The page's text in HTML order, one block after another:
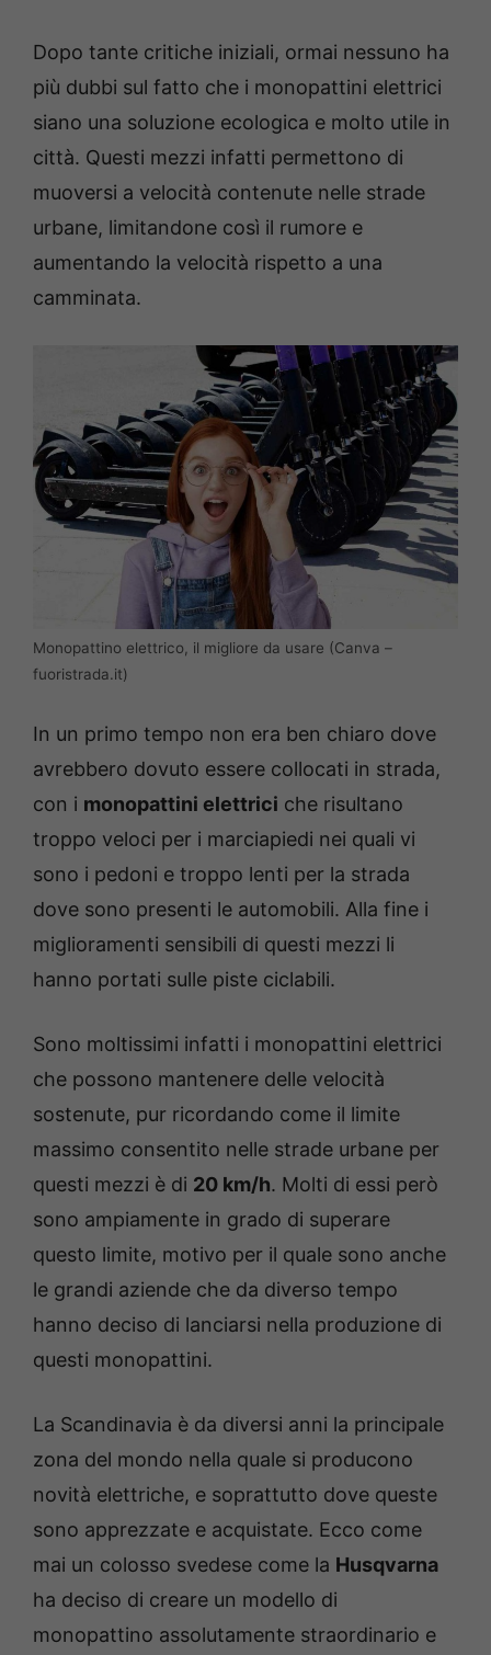
Dopo tante critiche iniziali, ormai nessuno ha
più dubbi sul fatto che i monopattini elettrici
siano una soluzione ecologica e molto utile in
città. Questi mezzi infatti permettono di
muoversi a velocità contenute nelle strade
urbane, limitandone così il rumore e
aumentando la velocità rispetto a una
camminata.
Monopattino elettrico, il migliore da usare (Canva –
fuoristrada.it)
In un primo tempo non era ben chiaro dove
avrebbero dovuto essere collocati in strada,
con i monopattini elettrici che risultano
troppo veloci per i marciapiedi nei quali vi
sono i pedoni e troppo lenti per la strada
dove sono presenti le automobili. Alla fine i
miglioramenti sensibili di questi mezzi li
hanno portati sulle piste ciclabili.
Sono moltissimi infatti i monopattini elettrici
che possono mantenere delle velocità
sostenute, pur ricordando come il limite
massimo consentito nelle strade urbane per
questi mezzi è di 20 km/h. Molti di essi però
sono ampiamente in grado di superare
questo limite, motivo per il quale sono anche
le grandi aziende che da diverso tempo
hanno deciso di lanciarsi nella produzione di
questi monopattini.
La Scandinavia è da diversi anni la principale
zona del mondo nella quale si producono
novità elettriche, e soprattutto dove queste
sono apprezzate e acquistate. Ecco come
mai un colosso svedese come la Husqvarna
ha deciso di creare un modello di
monopattino assolutamente straordinario e